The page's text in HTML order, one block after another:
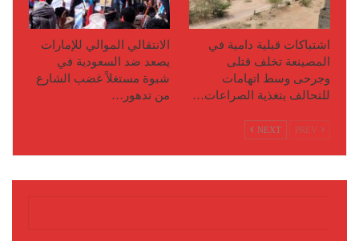
اشتباكات قبلية دامية في
المصينعة تخلف قتلى
وجرحى وسط اتهامات
للتحالف بتغذية الصراعات…
الانتقالي الموالي للإمارات
يصعد ضد السعودية في
شبوة مستغلاً غضب الشارع
من تدهور…
NEXT